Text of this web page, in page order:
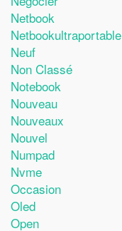
Netbook
Netbookultraportable
Neuf
Non Classé
Notebook
Nouveau
Nouveaux
Nouvel
Numpad
Nvme
Occasion
Oled
Open